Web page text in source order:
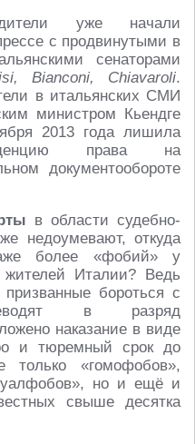
уже начали
с продвинутыми в
сенаторами
Bianconi, Chiavaroli.
в итальянских СМИ
министром Кьендге
2013 года лишила
права на
документообороте
в области судебно-
недоумевают, откуда
более «фобий» у
жителей Италии? Ведь
бороться с
в разряд
наказание в виде
и тюремный срок до
«гомофобов»,
но и ещё и
свыше десятка